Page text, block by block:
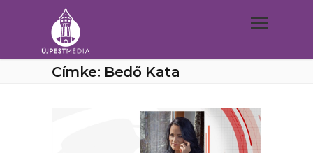
Címke: Bedő Kata